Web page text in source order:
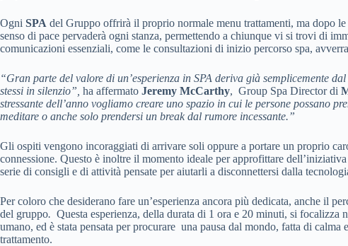
Ogni SPA del Gruppo offrirà il proprio normale menu trattamenti, ma dopo
senso di pace pervaderà ogni stanza, permettendo a chiunque vi si trovi di
comunicazioni essenziali, come le consultazioni di inizio percorso spa,
“Gran parte del valore di un’esperienza in SPA deriva già semplicemente
stessi in silenzio”, ha affermato Jeremy McCarthy, Group Spa Director di
stressante dell’anno vogliamo creare uno spazio in cui le persone possano
meditare o anche solo prendersi un break dal rumore incessante.”
Gli ospiti vengono incoraggiati di arrivare soli oppure a portare un proprio
connessione. Questo è inoltre il momento ideale per approfittare
serie di consigli e di attività pensate per aiutarli a disconnettersi dalla
Per coloro che desiderano fare un’esperienza ancora più dedicata, anche il
del gruppo. Questa esperienza, della durata di 1 ora e 20 minuti, si focalizza
umano, ed è stata pensata per procurare una pausa dal mondo, fatta di
trattamento.